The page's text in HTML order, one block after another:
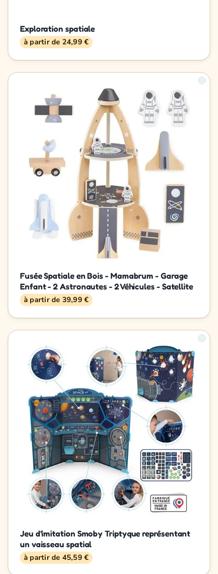
Exploration spatiale
à partir de 24,99 €
Fusée Spatiale en Bois - Mamabrum - Garage
Enfant - 2 Astronautes - 2 Véhicules - Satellite
à partir de 39,99 €
Jeu d'imitation Smoby Triptyque représentant
un vaisseau spatial
à partir de 45,59 €